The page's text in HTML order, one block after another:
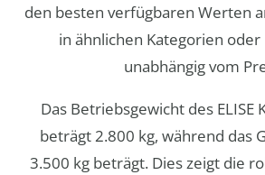
den besten verfügbaren Werten
in ähnlichen Kategorien
unabhängig vom
Das Betriebsgewicht des ELISE
beträgt 2.800 kg, während das
3.500 kg beträgt. Dies zeigt die